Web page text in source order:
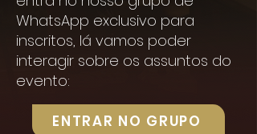
WhatsApp exclusivo para
inscritos, lá vamos poder
interagir sobre os assuntos do
evento:
ENTRAR NO GRUPO